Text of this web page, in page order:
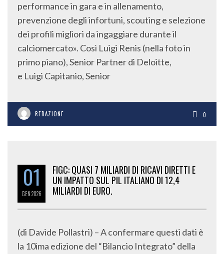
performance in gara e in allenamento,
prevenzione degli infortuni, scouting e selezione
dei profili migliori da ingaggiare durante il
calciomercato». Così Luigi Renis (nella foto in
primo piano), Senior Partner di Deloitte,
e Luigi Capitanio, Senior
REDAZIONE 0
01
GEN2026
FIGC: QUASI 7 MILIARDI DI RICAVI DIRETTI E
UN IMPATTO SUL PIL ITALIANO DI 12,4
MILIARDI DI EURO.
(di Davide Pollastri) – A confermare questi dati è
la 10ima edizione del “Bilancio Integrato” della